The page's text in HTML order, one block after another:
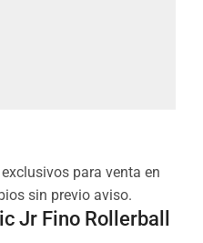
para venta en
sin previo aviso.
Jr Fino Rollerball